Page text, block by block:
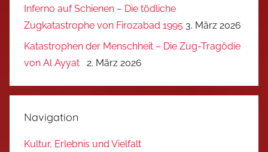
Inferno auf Schienen – Die tödliche
Zugkatastrophe von Firozabad 1995 3. März 2026
Katastrophen der Menschheit – Die Zug-Tragödie
von Al Ayyat
2. März 2026
Navigation
Kultur, Erlebnis und Vielfalt